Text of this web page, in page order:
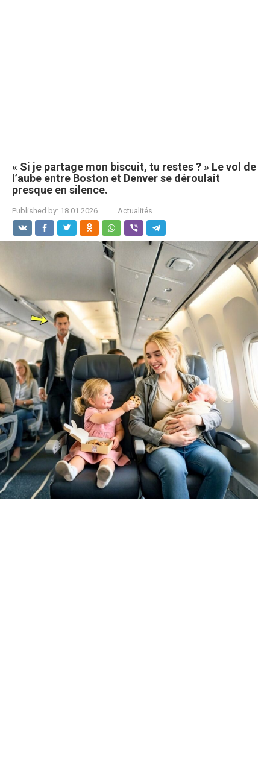
« Si je partage mon biscuit, tu restes ? » Le vol de
l’aube entre Boston et Denver se déroulait
presque en silence.
Published by: 18.01.2026 Actualités